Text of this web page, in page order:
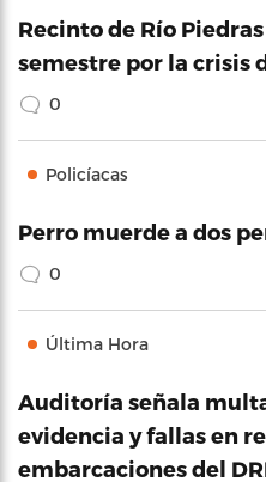
Recinto de Río
semestre por la crisis
0
Policíacas
Perro muerde a dos
0
Última Hora
Auditoría señala
evidencia y fallas en
embarcaciones del